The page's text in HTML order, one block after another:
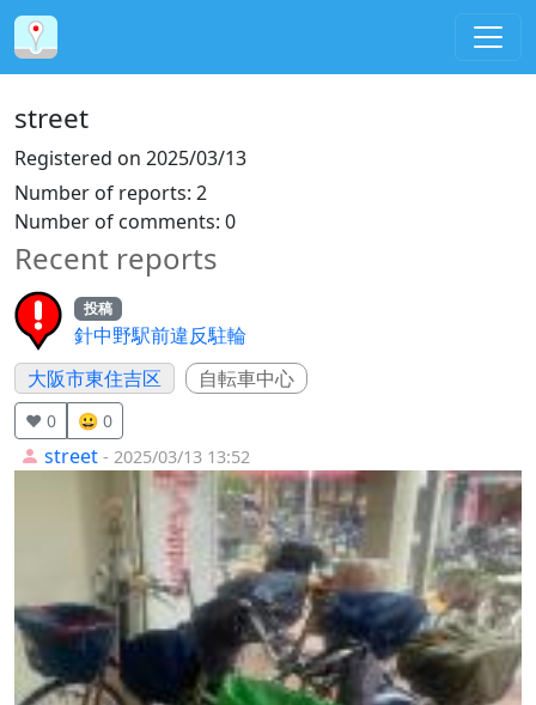
street
Registered on 2025/03/13
Number of reports: 2
Number of comments: 0
Recent reports
投稿
針中野駅前違反駐輪
大阪市東住吉区
自転車中心
❤️ 0 😀 0
street - 2025/03/13 13:52